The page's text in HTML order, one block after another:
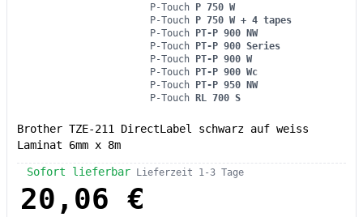
P-Touch P 750 W
P-Touch P 750 W + 4 tapes
P-Touch PT-P 900 NW
P-Touch PT-P 900 Series
P-Touch PT-P 900 W
P-Touch PT-P 900 Wc
P-Touch PT-P 950 NW
P-Touch RL 700 S
Brother TZE-211 DirectLabel schwarz auf weiss
Laminat 6mm x 8m
Sofort lieferbar Lieferzeit 1-3 Tage
20,06 €